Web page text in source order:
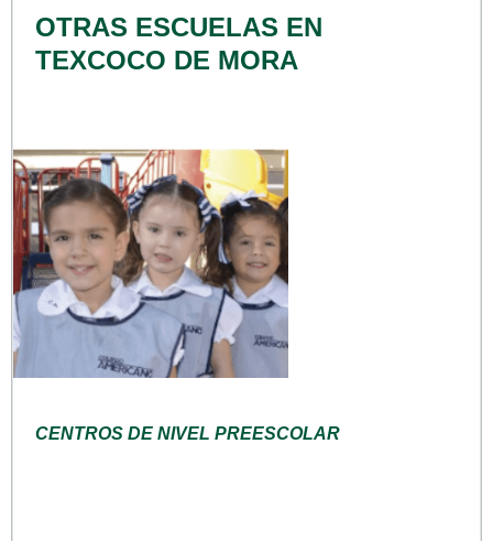
OTRAS ESCUELAS EN
TEXCOCO DE MORA
CENTROS DE NIVEL PREESCOLAR